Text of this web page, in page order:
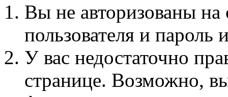
Вы не авторизованы на
пользователя и пароль
У вас недостаточно
странице. Возможно,